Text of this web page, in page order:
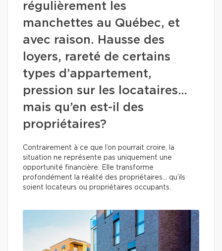
régulièrement les
manchettes au Québec, et
avec raison. Hausse des
loyers, rareté de certains
types d’appartement,
pression sur les locataires…
mais qu’en est-il des
propriétaires?
Contrairement à ce que l’on pourrait croire, la
situation ne représente pas uniquement une
opportunité financière. Elle transforme
profondément la réalité des propriétaires… qu’ils
soient locateurs ou propriétaires occupants.